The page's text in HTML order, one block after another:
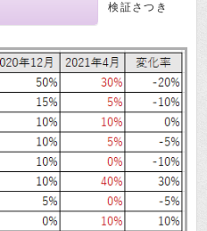
検証さつき